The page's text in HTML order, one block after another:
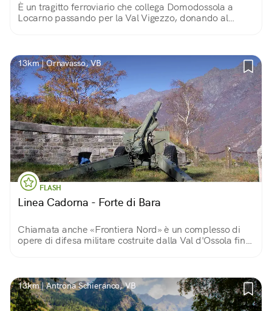
È un tragitto ferroviario che collega Domodossola a
Locarno passando per la Val Vigezzo, donando al
13km | Ornavasso, VB
FLASH
Linea Cadorna - Forte di Bara
Chiamata anche «Frontiera Nord» è un complesso di
opere di difesa militare costruite dalla Val d'Ossola fino
13km | Antrona Schieranco, VB